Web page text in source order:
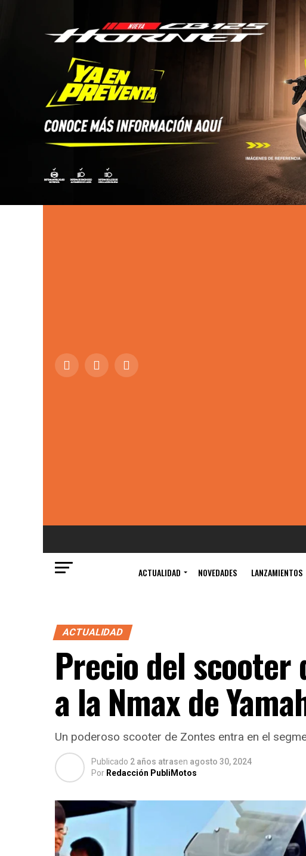
ACTUALIDAD NOVEDADES LANZAMIENTOS
ACTUALIDAD
Precio del scooter
a la Nmax de
Un poderoso scooter de Zontes entra en el
Publicado 2 años atrasen agosto 30, 2024
Por Redacción PubliMotos